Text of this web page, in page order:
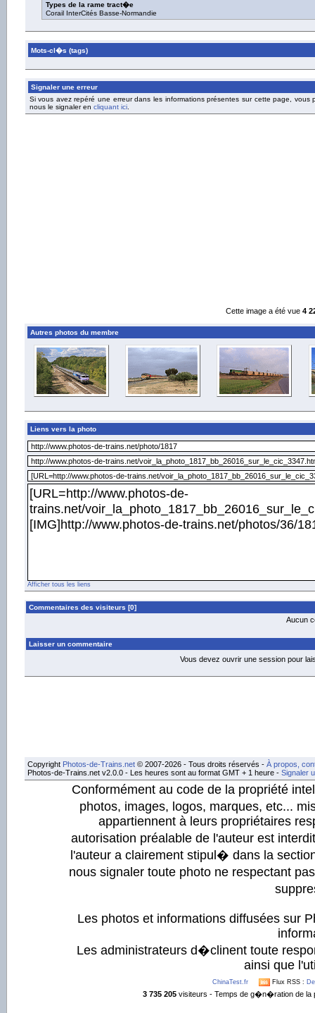
Types de la rame tract�e
Corail InterCités Basse-Normandie
Mots-cl�s (tags)
Signaler une erreur
Si vous avez repéré une erreur dans les informations présentes sur cette page, vous
nous le signaler en cliquant ici.
Cette image a été vue 4
Autres photos du membre
Liens vers la photo
Afficher tous les liens
Commentaires des visiteurs [0]
Aucun
Laisser un commentaire
Vous devez ouvrir une session pour
Copyright Photos-de-Trains.net © 2007-2026 - Tous droits réservés - À propos,
Photos-de-Trains.net v2.0.0 - Les heures sont au format GMT + 1 heure - Signaler
Conformément au code de la propriété
photos, images, logos, marques, etc...
appartiennent à leurs propriétaires
autorisation préalable de l'auteur est
l'auteur a clairement stipul� dans la
nous signaler toute photo ne respectant
Les photos et informations diffusées sur
Les administrateurs d�clinent toute
ainsi que
ChinaTest.fr Flux RSS :
3 735 205visiteurs - Temps de g�n�ration de la